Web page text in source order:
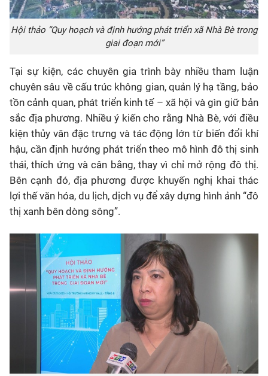
Hội thảo “Quy hoạch và định hướng phát triển xã Nhà Bè trong
giai đoạn mới”
Tại sự kiện, các chuyên gia trình bày nhiều tham luận
chuyên sâu về cấu trúc không gian, quản lý hạ tầng, bảo
tồn cảnh quan, phát triển kinh tế – xã hội và gìn giữ bản
sắc địa phương. Nhiều ý kiến cho rằng Nhà Bè, với điều
kiện thủy văn đặc trưng và tác động lớn từ biến đổi khí
hậu, cần định hướng phát triển theo mô hình đô thị sinh
thái, thích ứng và cân bằng, thay vì chỉ mở rộng đô thị.
Bên cạnh đó, địa phương được khuyến nghị khai thác
lợi thế văn hóa, du lịch, dịch vụ để xây dựng hình ảnh “đô
thị xanh bên dòng sông”.